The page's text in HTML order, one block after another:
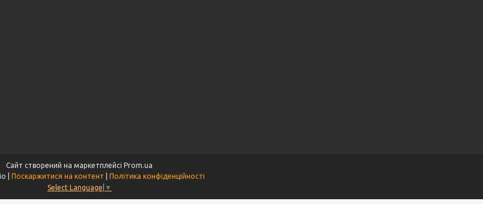
Сайт створений на маркетплейсі Prom.ua
Поскаржитися на контент
Політика конфіденційності
Select Language ▼